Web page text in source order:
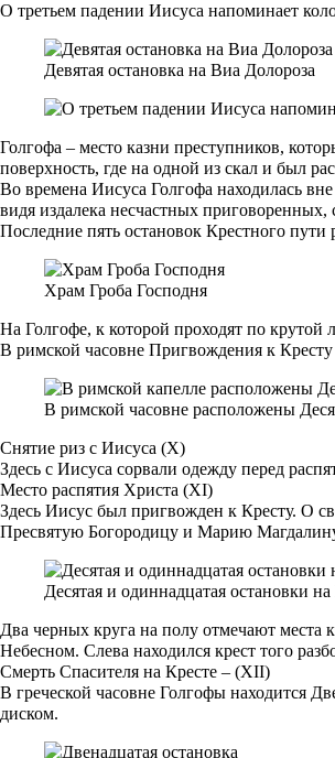
О третьем падении Иисуса напоминает
Девятая остановка на Виа Долороза
Голгофа – место казни преступников,
поверхность, где на одной из скал и был
Во времена Иисуса Голгофа находилась
видя издалека несчастных приговоренных,
Последние пять остановок Крестного
Храм Гроба Господня
На Голгофе, к которой проходят по крутой
В римской часовне Пригвождения к
В римской часовне расположены
Снятие риз с Иисуса (X)
Здесь с Иисуса сорвали одежду перед
Место распятия Христа (XI)
Здесь Иисус был пригвожден к Кресту. О
Пресвятую Богородицу и Марию
Десятая и одиннадцатая остановки
Два черных круга на полу отмечают места
Небесном. Слева находился крест того
Смерть Спасителя на Кресте – (XII)
В греческой часовне Голгофы находится
диском.